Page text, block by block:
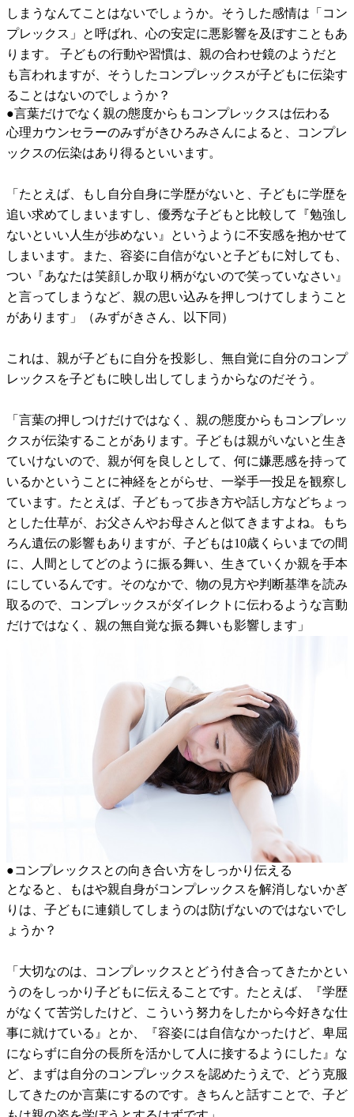
しまうなんてことはないでしょうか。そうした感情は「コン
プレックス」と呼ばれ、心の安定に悪影響を及ぼすこともあ
ります。 子どもの行動や習慣は、親の合わせ鏡のようだと
も言われますが、そうしたコンプレックスが子どもに伝染す
ることはないのでしょうか？
●言葉だけでなく親の態度からもコンプレックスは伝わる
心理カウンセラーのみずがきひろみさんによると、コンプレ
ックスの伝染はあり得るといいます。
「たとえば、もし自分自身に学歴がないと、子どもに学歴を
追い求めてしまいますし、優秀な子どもと比較して『勉強し
ないといい人生が歩めない』というように不安感を抱かせて
しまいます。また、容姿に自信がないと子どもに対しても、
つい『あなたは笑顔しか取り柄がないので笑っていなさい』
と言ってしまうなど、親の思い込みを押しつけてしまうこと
があります」（みずがきさん、以下同）
これは、親が子どもに自分を投影し、無自覚に自分のコンプ
レックスを子どもに映し出してしまうからなのだそう。
「言葉の押しつけだけではなく、親の態度からもコンプレッ
クスが伝染することがあります。子どもは親がいないと生き
ていけないので、親が何を良しとして、何に嫌悪感を持って
いるかということに神経をとがらせ、一挙手一投足を観察し
ています。たとえば、子どもって歩き方や話し方などちょっ
とした仕草が、お父さんやお母さんと似てきますよね。もち
ろん遺伝の影響もありますが、子どもは10歳くらいまでの間
に、人間としてどのように振る舞い、生きていくか親を手本
にしているんです。そのなかで、物の見方や判断基準を読み
取るので、コンプレックスがダイレクトに伝わるような言動
だけではなく、親の無自覚な振る舞いも影響します」
●コンプレックスとの向き合い方をしっかり伝える
となると、もはや親自身がコンプレックスを解消しないかぎ
りは、子どもに連鎖してしまうのは防げないのではないでし
ょうか？
「大切なのは、コンプレックスとどう付き合ってきたかとい
うのをしっかり子どもに伝えることです。たとえば、『学歴
がなくて苦労したけど、こういう努力をしたから今好きな仕
事に就けている』とか、『容姿には自信なかったけど、卑屈
にならずに自分の長所を活かして人に接するようにした』な
ど、まずは自分のコンプレックスを認めたうえで、どう克服
してきたのか言葉にするのです。きちんと話すことで、子ど